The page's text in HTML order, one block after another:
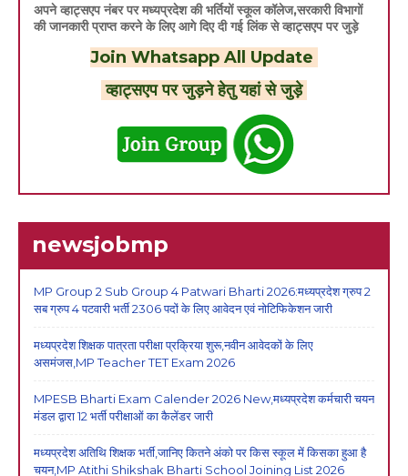
अपने व्हाट्सएप नंबर पर मध्यप्रदेश की भर्तियों स्कूल कॉलेज,सरकारी विभागों
की जानकारी प्राप्त करने के लिए आगे दिए दी गई लिंक से व्हाट्सएप पर जुड़े
Join Whatsapp All Update
व्हाट्सएप पर जुड़ने हेतु यहां से जुड़े
newsjobmp
MP Group 2 Sub Group 4 Patwari Bharti 2026:मध्यप्रदेश ग्रुप 2
सब ग्रुप 4 पटवारी भर्ती 2306 पदों के लिए आवेदन एवं नोटिफिकेशन जारी
मध्यप्रदेश शिक्षक पात्रता परीक्षा प्रक्रिया शुरू,नवीन आवेदकों के लिए
असमंजस,MP Teacher TET Exam 2026
MPESB Bharti Exam Calender 2026 New,मध्यप्रदेश कर्मचारी चयन
मंडल द्वारा 12 भर्ती परीक्षाओं का कैलेंडर जारी
मध्यप्रदेश अतिथि शिक्षक भर्ती,जानिए कितने अंको पर किस स्कूल में किसका हुआ है
चयन,MP Atithi Shikshak Bharti School Joining List 2026